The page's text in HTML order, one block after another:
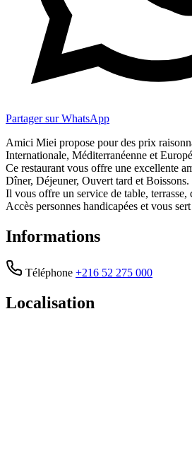
Partager sur WhatsApp
Amici Miei propose pour des prix
Internationale, Méditerranéenne et
Ce restaurant vous offre une excellente
Dîner, Déjeuner, Ouvert tard et Boissons.
Il vous offre un service de table, terrasse,
Accès personnes handicapées et vous
Informations
Téléphone +216 52 275 000
Localisation